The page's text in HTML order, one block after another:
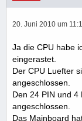
20. Juni 2010 um
Ja die CPU habe
eingerastet.
Der CPU Luefter
angeschlossen.
Den 24 PIN und 4
angeschlossen.
Das Mainboard